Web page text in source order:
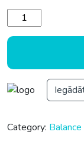
Wooden flagpole
Category: